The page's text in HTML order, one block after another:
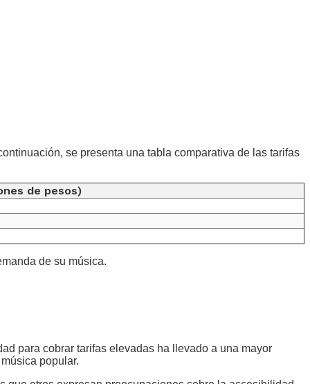
se presenta una tabla comparativa de las tarifas
de pesos)
de su música.
para cobrar tarifas elevadas ha llevado a una mayor
popular.